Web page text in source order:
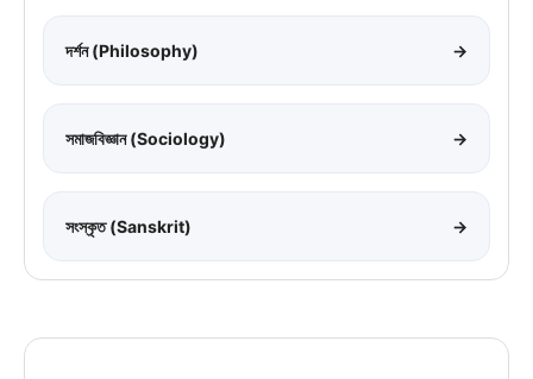
দর্শন (Philosophy) →
সমাজবিজ্ঞান (Sociology) →
সংস্কৃত (Sanskrit) →